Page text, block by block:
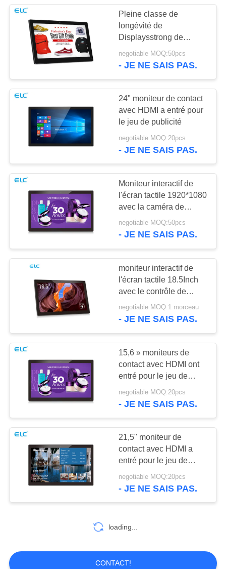
DEMANDEZ
UNE
CITATION
SITEMAP
POLITIQUE
DE
PROTECTION
PRIVÉE
Affichage à écran
tactile
Tablettes à
éclairage de bord
120
Comprimés
médicaux
35
Signalisation à
double écran
Calendriers
numériques
Pleine classe de
longévité de
Displaysstrong de
moniteur interactif
d'image de HD un
negotiable MOQ:50pcs
- JE NE SAIS PAS.
24" moniteur de contact
avec HDMI a entré pour
le jeu de publicité
negotiable MOQ:20pcs
- JE NE SAIS PAS.
Moniteur interactif de
l'écran tactile 1920*1080
avec la caméra de
l'avant 2MP facultative
negotiable MOQ:50pcs
- JE NE SAIS PAS.
moniteur interactif de
l'écran tactile 18.5Inch
avec le contrôle de
luminosité futé
negotiable MOQ:1 morceau
- JE NE SAIS PAS.
15,6 » moniteurs de
contact avec HDMI ont
entré pour le jeu de
publicité
negotiable MOQ:20pcs
- JE NE SAIS PAS.
21,5" moniteur de
contact avec HDMI a
entré pour le jeu de
publicité
negotiable MOQ:20pcs
- JE NE SAIS PAS.
loading...
CONTACT!